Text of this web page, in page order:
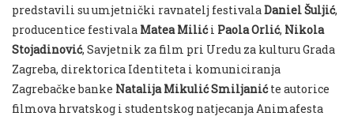
predstavili su umjetnički ravnatelj festivalaDaniel Šuljić,
producentice festivala Matea Milići Paola Orlić, Nikola
Stojadinović, Savjetnik za film pri Uredu za kulturu Grada
Zagreba, direktorica Identiteta i komuniciranja
Zagrebačke banke Natalija Mikulić Smiljanićte autorice
filmova hrvatskog i studentskog natjecanja Animafesta